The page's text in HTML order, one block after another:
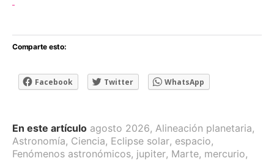
Comparte esto:
Facebook Twitter WhatsApp
En este artículo agosto 2026, Alineación planetaria,
Astronomía, Ciencia, Eclipse solar, espacio,
Fenómenos astronómicos, jupiter, Marte, mercurio,